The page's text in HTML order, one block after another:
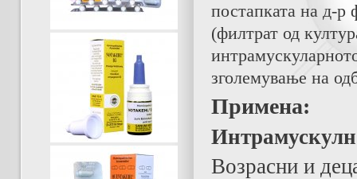
постапката на д-р
(филтрат од
зголемување на
Примена:
Возрасни и